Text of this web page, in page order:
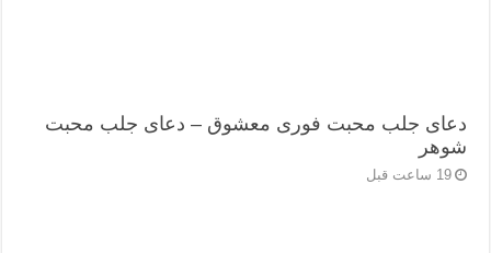
دعای جلب محبت فوری معشوق – دعای جلب محبت
شوهر
19 ساعت قبل